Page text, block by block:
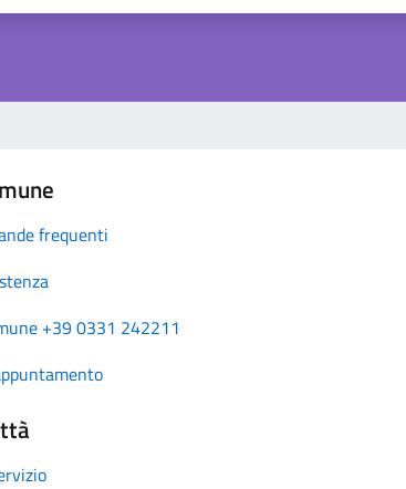
frequenti
+39 0331 242211